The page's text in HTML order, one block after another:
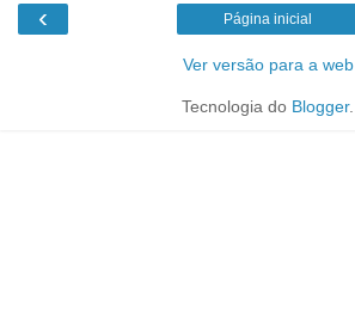
‹ Página inicial
Ver versão para a web
Tecnologia do Blogger.